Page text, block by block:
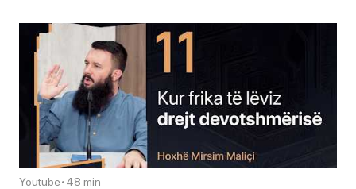
Youtube•48 min